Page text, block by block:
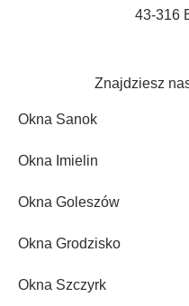
43-316
Znajdziesz
Okna Sanok
Okna Imielin
Okna Goleszów
Okna Grodzisko
Okna Szczyrk